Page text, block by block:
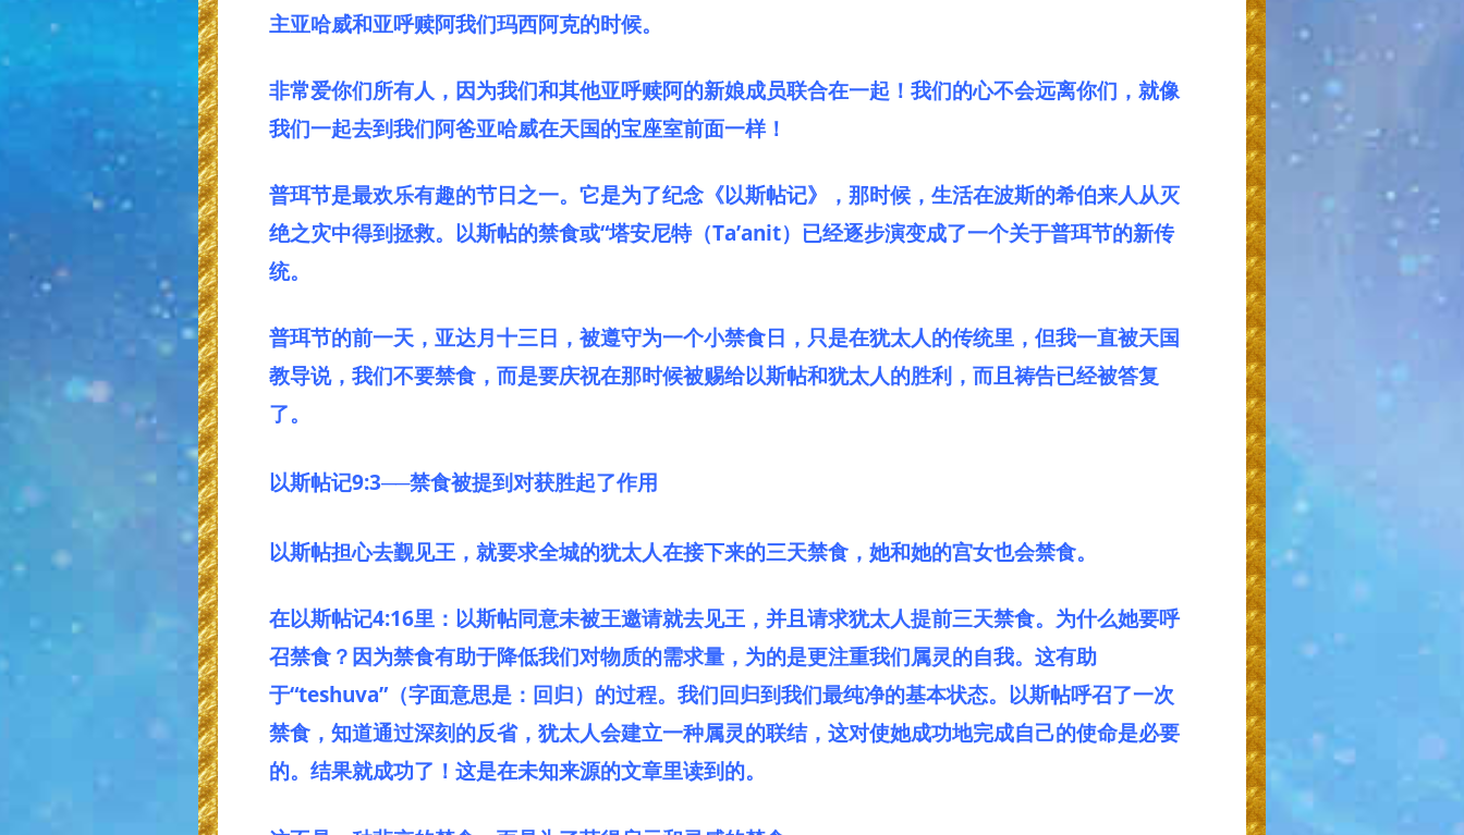
主亚哈威和亚呼赎阿我们玛西阿克的时候。
非常爱你们所有人，因为我们和其他亚呼赎阿的新娘成员联合在一起！我们的心不会远离你们，就像
我们一起去到我们阿爸亚哈威在天国的宝座室前面一样！
普珥节是最欢乐有趣的节日之一。它是为了纪念《以斯帖记》，那时候，生活在波斯的希伯来人从灭
绝之灾中得到拯救。以斯帖的禁食或“塔安尼特（Ta’anit）已经逐步演变成了一个关于普珥节的新传
统。
普珥节的前一天，亚达月十三日，被遵守为一个小禁食日，只是在犹太人的传统里，但我一直被天国
教导说，我们不要禁食，而是要庆祝在那时候被赐给以斯帖和犹太人的胜利，而且祷告已经被答复
了。
以斯帖记9:3──禁食被提到对获胜起了作用
以斯帖担心去觐见王，就要求全城的犹太人在接下来的三天禁食，她和她的宫女也会禁食。
在以斯帖记4:16里：以斯帖同意未被王邀请就去见王，并且请求犹太人提前三天禁食。为什么她要呼
召禁食？因为禁食有助于降低我们对物质的需求量，为的是更注重我们属灵的自我。这有助
于“teshuva”（字面意思是：回归）的过程。我们回归到我们最纯净的基本状态。以斯帖呼召了一次
禁食，知道通过深刻的反省，犹太人会建立一种属灵的联结，这对使她成功地完成自己的使命是必要
的。结果就成功了！这是在未知来源的文章里读到的。